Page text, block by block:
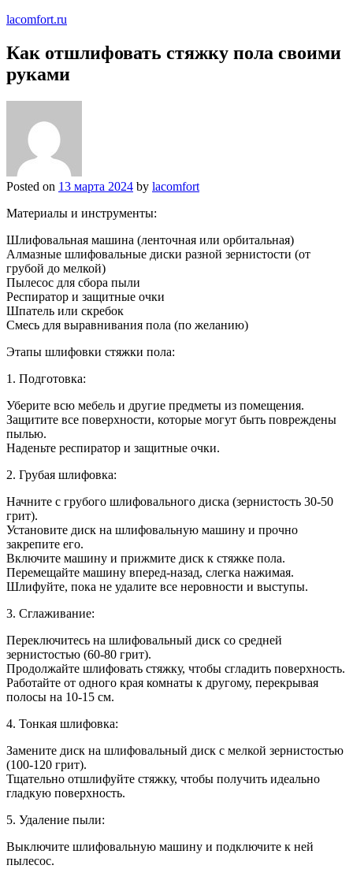
lacomfort.ru
Как отшлифовать стяжку пола своими
руками
Posted on 13 марта 2024 by lacomfort
Материалы и инструменты:
Шлифовальная машина (ленточная или орбитальная)
Алмазные шлифовальные диски разной зернистости (от
грубой до мелкой)
Пылесос для сбора пыли
Респиратор и защитные очки
Шпатель или скребок
Смесь для выравнивания пола (по желанию)
Этапы шлифовки стяжки пола:
1. Подготовка:
Уберите всю мебель и другие предметы из помещения.
Защитите все поверхности, которые могут быть повреждены
пылью.
Наденьте респиратор и защитные очки.
2. Грубая шлифовка:
Начните с грубого шлифовального диска (зернистость 30-50
грит).
Установите диск на шлифовальную машину и прочно
закрепите его.
Включите машину и прижмите диск к стяжке пола.
Перемещайте машину вперед-назад, слегка нажимая.
Шлифуйте, пока не удалите все неровности и выступы.
3. Сглаживание:
Переключитесь на шлифовальный диск со средней
зернистостью (60-80 грит).
Продолжайте шлифовать стяжку, чтобы сгладить поверхность.
Работайте от одного края комнаты к другому, перекрывая
полосы на 10-15 см.
4. Тонкая шлифовка:
Замените диск на шлифовальный диск с мелкой зернистостью
(100-120 грит).
Тщательно отшлифуйте стяжку, чтобы получить идеально
гладкую поверхность.
5. Удаление пыли:
Выключите шлифовальную машину и подключите к ней
пылесос.